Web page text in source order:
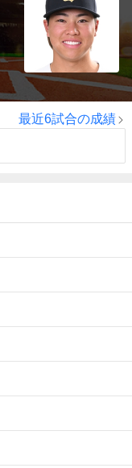
最近6試合の成績